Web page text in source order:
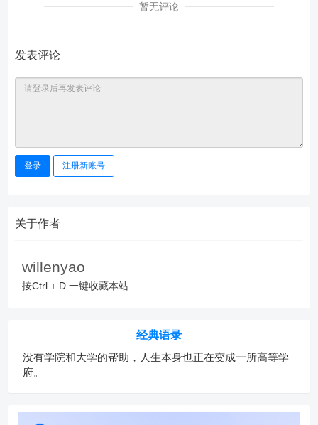
暂无评论
发表评论
登录 注册新账号
关于作者
willenyao
按Ctrl + D 一键收藏本站
经典语录
没有学院和大学的帮助，人生本身也正在变成一所高等学
府。